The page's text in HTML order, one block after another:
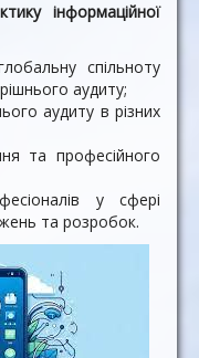
інформаційної
спільноту
аудиту;
аудиту в різних
та професійного
у сфері
та розробок.